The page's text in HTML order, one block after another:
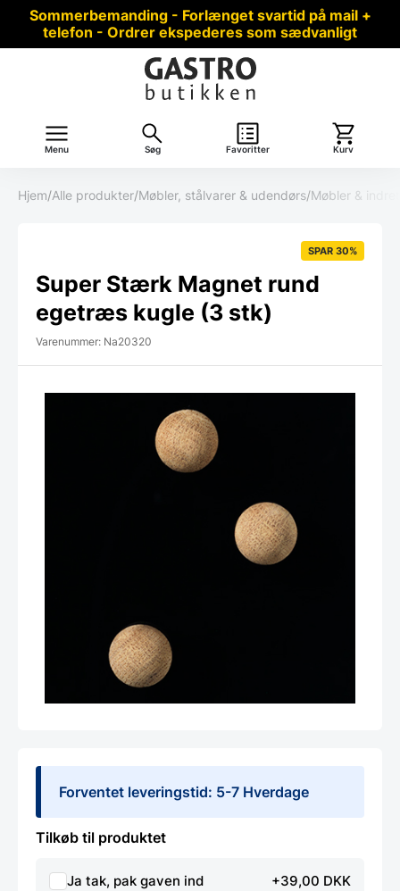
Sommerbemanding - Forlænget svartid på mail +
telefon - Ordrer ekspederes som sædvanligt
Menu Søg Favoritter Kurv
Hjem/Alle produkter/Møbler, stålvarer & udendørs/Møbler &
SPAR 30%
Super Stærk Magnet rund
egetræs kugle (3 stk)
Varenummer: Na20320
Forventet leveringstid: 5-7 Hverdage
Tilkøb til produktet
Ja tak, pak gaven ind +39,00 DKK